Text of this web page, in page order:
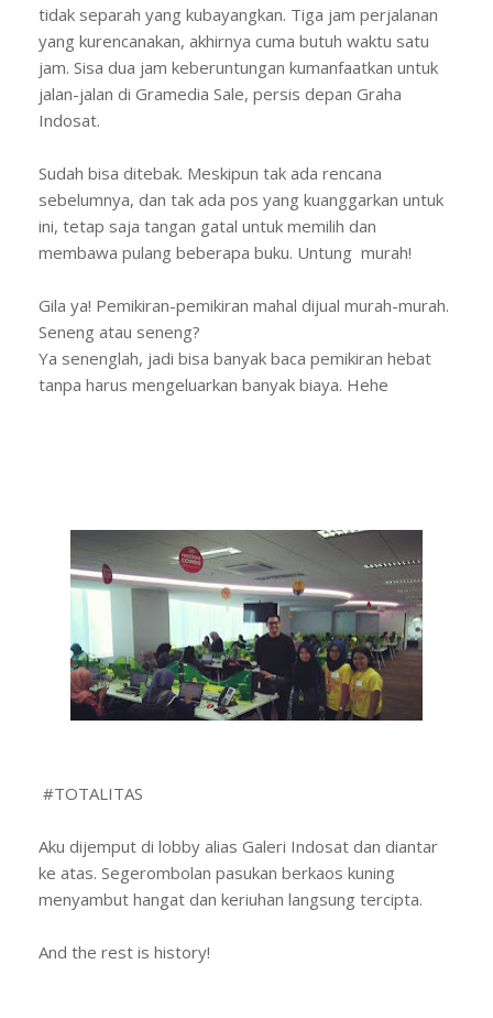
tidak separah yang kubayangkan. Tiga jam perjalanan
yang kurencanakan, akhirnya cuma butuh waktu satu
jam. Sisa dua jam keberuntungan kumanfaatkan untuk
jalan-jalan di Gramedia Sale, persis depan Graha
Indosat.
Sudah bisa ditebak. Meskipun tak ada rencana
sebelumnya, dan tak ada pos yang kuanggarkan untuk
ini, tetap saja tangan gatal untuk memilih dan
membawa pulang beberapa buku. Untung murah!
Gila ya! Pemikiran-pemikiran mahal dijual murah-murah.
Seneng atau seneng?
Ya senenglah, jadi bisa banyak baca pemikiran hebat
tanpa harus mengeluarkan banyak biaya. Hehe
#TOTALITAS
Aku dijemput di lobby alias Galeri Indosat dan diantar
ke atas. Segerombolan pasukan berkaos kuning
menyambut hangat dan keriuhan langsung tercipta.
And the rest is history!